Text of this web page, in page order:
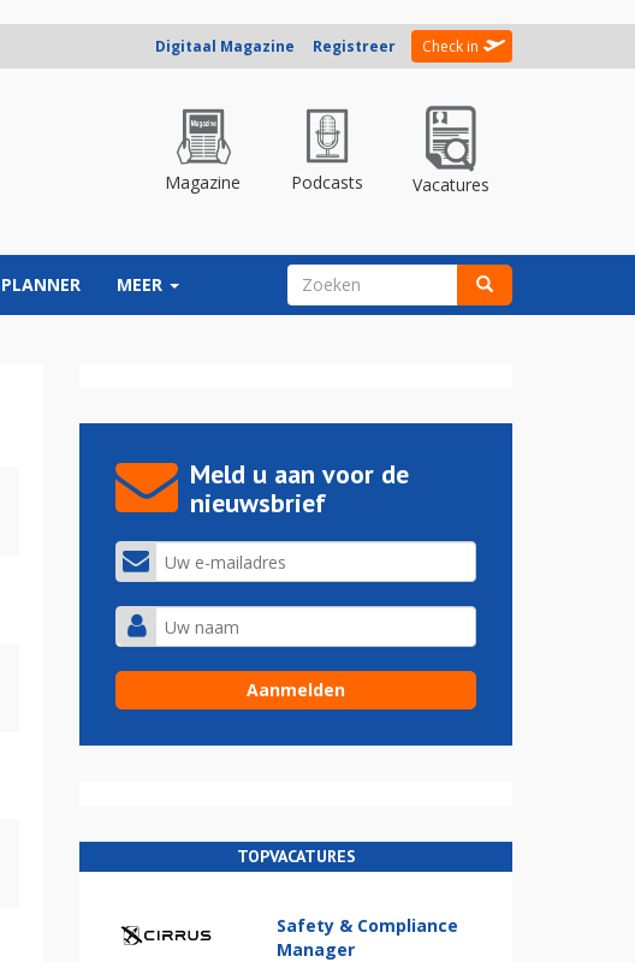
Digitaal Magazine Registreer Check in
Magazine Podcasts Vacatures
MEER ZOEKVELD
Meld u aan voor de
nieuwsbrief
TOPVACATURES
Safety & Compliance
Manager